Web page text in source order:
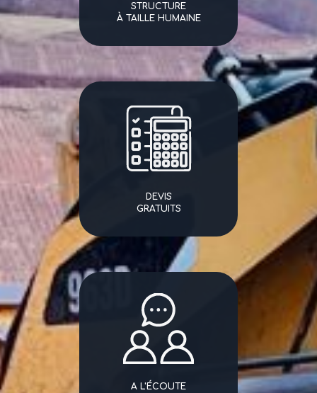
STRUCTURE
À TAILLE HUMAINE
DEVIS
GRATUITS
A L'ÉCOUTE